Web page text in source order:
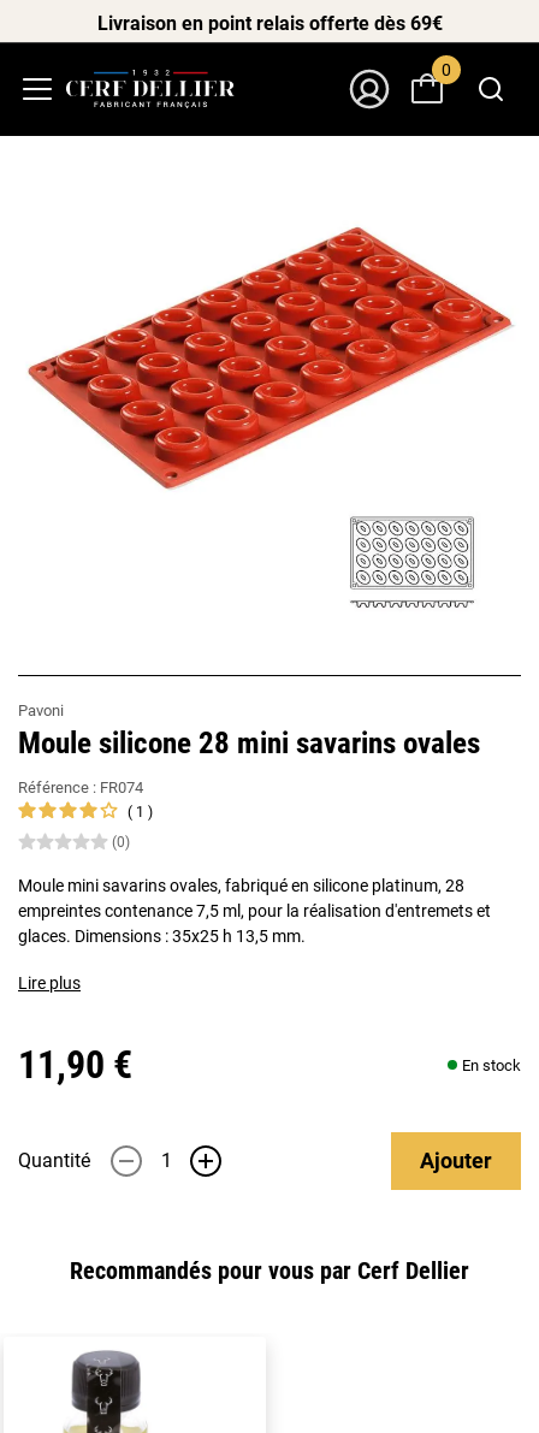
Livraison en point relais offerte dès 69€
0
Pavoni
Moule silicone 28 mini savarins ovales
Référence : FR074
1
(0)
Moule mini savarins ovales, fabriqué en silicone platinum, 28
empreintes contenance 7,5 ml, pour la réalisation d'entremets et
glaces. Dimensions : 35x25 h 13,5 mm.
Lire plus
11,90 € En stock
Quantité - + Ajouter
Recommandés pour vous par Cerf Dellier